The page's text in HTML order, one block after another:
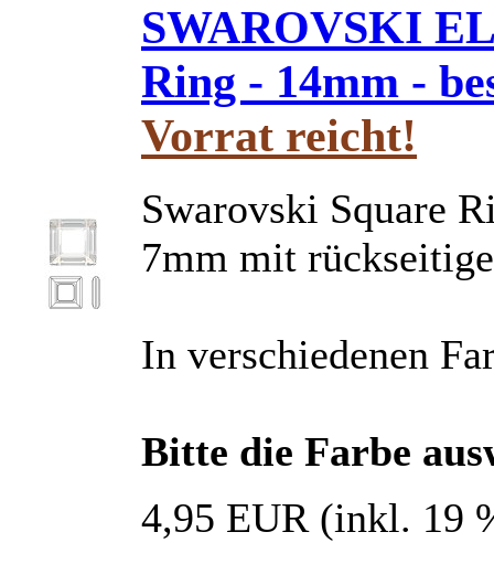
SWAROVSKI
Ring - 14mm -
Vorrat reicht!
Swarovski Square
7mm mit
In verschiedenen
Bitte die Farbe
4,95 EUR (inkl. 19